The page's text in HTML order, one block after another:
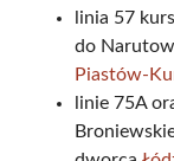
linia 57
do
Piastów-
linie 75A